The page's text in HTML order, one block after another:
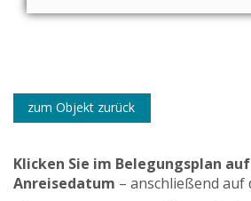
zum Objekt zurück
Klicken Sie im Belegungsplan
Anreisedatum – anschließend auf